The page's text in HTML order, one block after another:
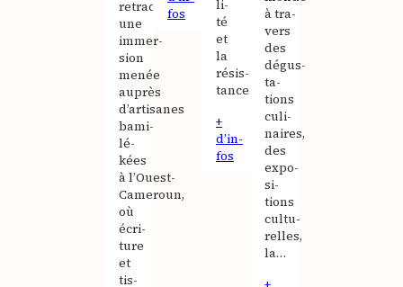
retrace
une
immer­
sion
menée
auprès
d’artisanes
bami­
lé­
kées
à l’Ouest-
Cameroun,
où
écri­
ture
et
tis­
fos
li­
té
et
la
résis­
tance…
+
d’in­
fos
à tra­
vers
des
dégus­
ta­
tions
culi­
naires,
des
expo­
si­
tions
cultu­
relles,
la…